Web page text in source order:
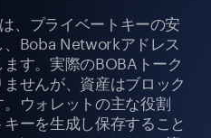
、プライベートキーの安
Boba Networkアドレス
す。実際のBOBAトーク
せんが、資産はブロック
ウォレットの主な役割
ーを生成し保存すること